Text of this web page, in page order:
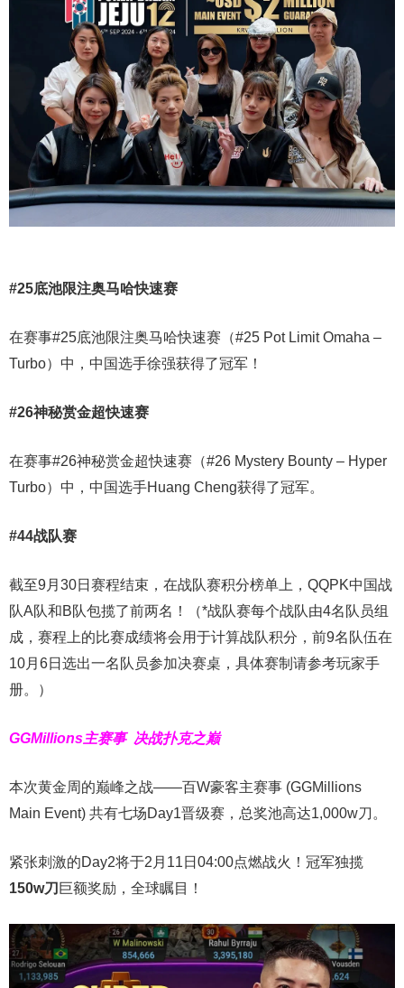
#25底池限注奥马哈快速赛
在赛事#25底池限注奥马哈快速赛（#25 Pot Limit Omaha –
Turbo）中，中国选手徐强获得了冠军！
#26神秘赏金超快速赛
在赛事#26神秘赏金超快速赛（#26 Mystery Bounty – Hyper
Turbo）中，中国选手Huang Cheng获得了冠军。
#44战队赛
截至9月30日赛程结束，在战队赛积分榜单上，QQPK中国战
队A队和B队包揽了前两名！（*战队赛每个战队由4名队员组
成，赛程上的比赛成绩将会用于计算战队积分，前9名队伍在
10月6日选出一名队员参加决赛桌，具体赛制请参考玩家手
册。）
GGMillions主赛事 决战扑克之巅
本次黄金周的巅峰之战——百W豪客主赛事 (GGMillions
Main Event) 共有七场Day1晋级赛，总奖池高达1,000w刀。
紧张刺激的Day2将于2月11日04:00点燃战火！冠军独揽
150w刀 巨额奖励，全球瞩目！